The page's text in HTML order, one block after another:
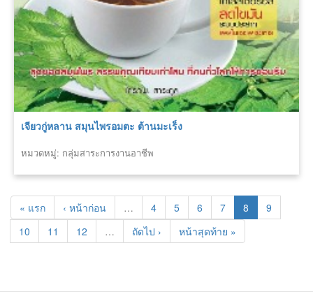
เจียวกู่หลาน สมุนไพรอมตะ ต้านมะเร็ง
หมวดหมู่: กลุ่มสาระการงานอาชีพ
« แรก ‹ หน้าก่อน … 4 5 6 7 8
9
10
11 12 … ถัดไป › หน้าสุดท้าย »